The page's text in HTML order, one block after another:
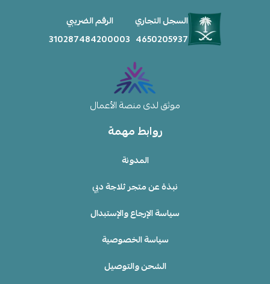
روابط مهمة
المدونة
نبذة عن متجر ثلاجة دبي
سياسة الإرجاع والإستبدال
سياسة الخصوصية
الشحن والتوصيل
السجل التجاري
4650205937
الرقم الضريبي
310287484200003
موثق لدى منصة الأعمال